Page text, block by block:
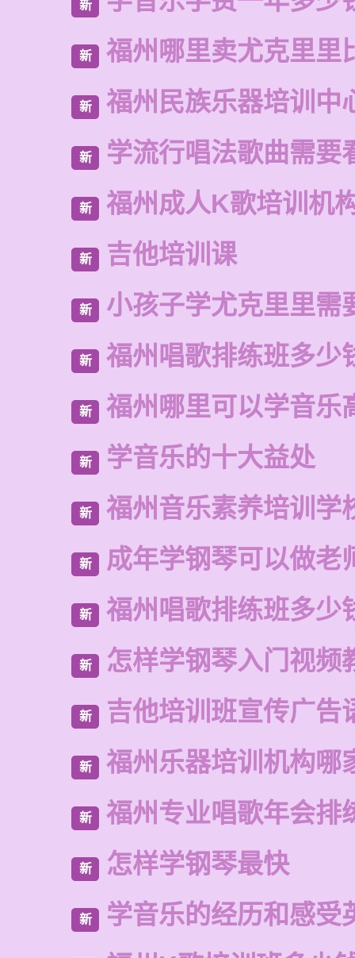
新
新 福州哪里卖尤克里里
新 福州民族乐器培训中
新 学流行唱法歌曲需要
新 福州成人K歌培训机
新 吉他培训课
新 小孩子学尤克里里需
新 福州唱歌排练班多少
新 福州哪里可以学音乐
新 学音乐的十大益处
新 福州音乐素养培训学
新 成年学钢琴可以做老
新 福州唱歌排练班多少
新 怎样学钢琴入门视频
新 吉他培训班宣传广告
新 福州乐器培训机构哪
新 福州专业唱歌年会排
新 怎样学钢琴最快
新 学音乐的经历和感受